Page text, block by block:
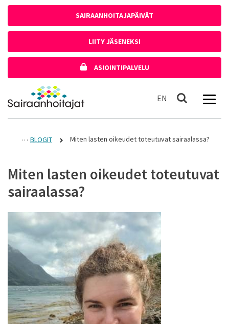
SAIRAANHOITAJAPÄIVÄT
LIITY JÄSENEKSI
ASIOINTIPALVELU
Etusivulle
EN In English
Haku
BLOGIT Miten lasten oikeudet toteutuvat sairaalassa?
Miten lasten oikeudet toteutuvat
sairaalassa?